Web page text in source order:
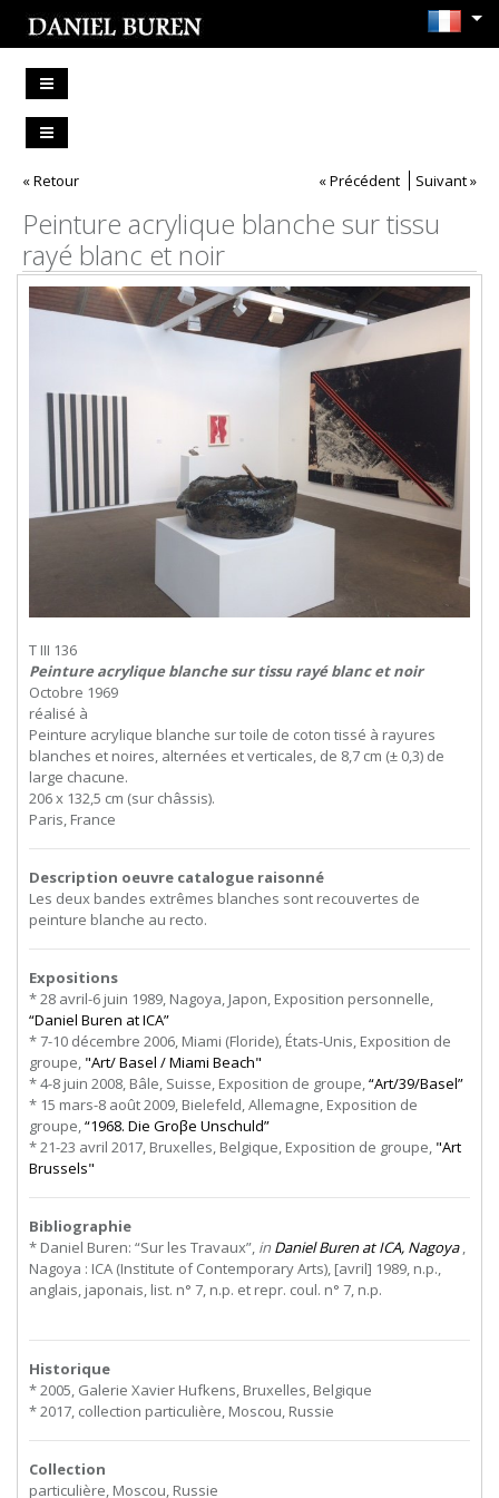
« Retour « Précédent Suivant »
Peinture acrylique blanche sur tissu
rayé blanc et noir
T III 136
Peinture acrylique blanche sur tissu rayé blanc et noir
Octobre 1969
réalisé à
Peinture acrylique blanche sur toile de coton tissé à rayures
blanches et noires, alternées et verticales, de 8,7 cm (± 0,3) de
large chacune.
206 x 132,5 cm (sur châssis).
Paris, France
Description oeuvre catalogue raisonné
Les deux bandes extrêmes blanches sont recouvertes de
peinture blanche au recto.
Expositions
* 28 avril-6 juin 1989, Nagoya, Japon, Exposition personnelle,
“Daniel Buren at ICA”
* 7-10 décembre 2006, Miami (Floride), États-Unis, Exposition de
groupe, "Art/ Basel / Miami Beach"
* 4-8 juin 2008, Bâle, Suisse, Exposition de groupe,“Art/39/Basel”
* 15 mars-8 août 2009, Bielefeld, Allemagne, Exposition de
groupe,“1968. Die Groβe Unschuld”
* 21-23 avril 2017, Bruxelles, Belgique, Exposition de groupe, "Art
Brussels"
Bibliographie
* Daniel Buren: “Sur les Travaux”, in Daniel Buren at ICA, Nagoya,
Nagoya : ICA (Institute of Contemporary Arts), [avril] 1989, n.p.,
anglais, japonais, list. n° 7, n.p. et repr. coul. n° 7, n.p.
Historique
* 2005, Galerie Xavier Hufkens, Bruxelles, Belgique
* 2017, collection particulière, Moscou, Russie
Collection
particulière, Moscou, Russie